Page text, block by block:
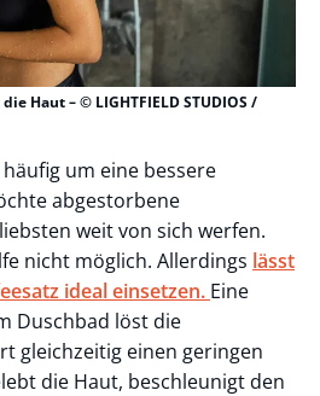
Haut – © LIGHTFIELD STUDIOS /
um eine bessere
abgestorbene
weit von sich werfen.
nicht möglich. Allerdings lässt
ideal einsetzen. Eine
Duschbad löst die
gleichzeitig einen geringen
die Haut, beschleunigt den